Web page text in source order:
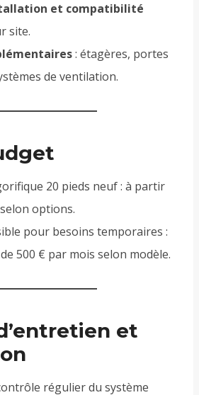
et compatibilité
site.
: étagères, portes
de ventilation.
20 pieds neuf : à partir
options.
pour besoins temporaires :
500 € par mois selon modèle.
et
régulier du système